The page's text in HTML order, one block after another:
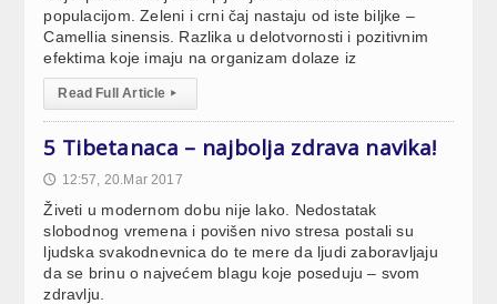
populacijom. Zeleni i crni čaj nastaju od iste biljke –
Camellia sinensis. Razlika u delotvornosti i pozitivnim
efektima koje imaju na organizam dolaze iz
Read Full Article ▸
5 Tibetanaca – najbolja zdrava navika!
🕔 12:57, 20.Mar 2017
Živeti u modernom dobu nije lako. Nedostatak
slobodnog vremena i povišen nivo stresa postali su
ljudska svakodnevnica do te mere da ljudi zaboravljaju
da se brinu o najvećem blagu koje poseduju – svom
zdravlju.